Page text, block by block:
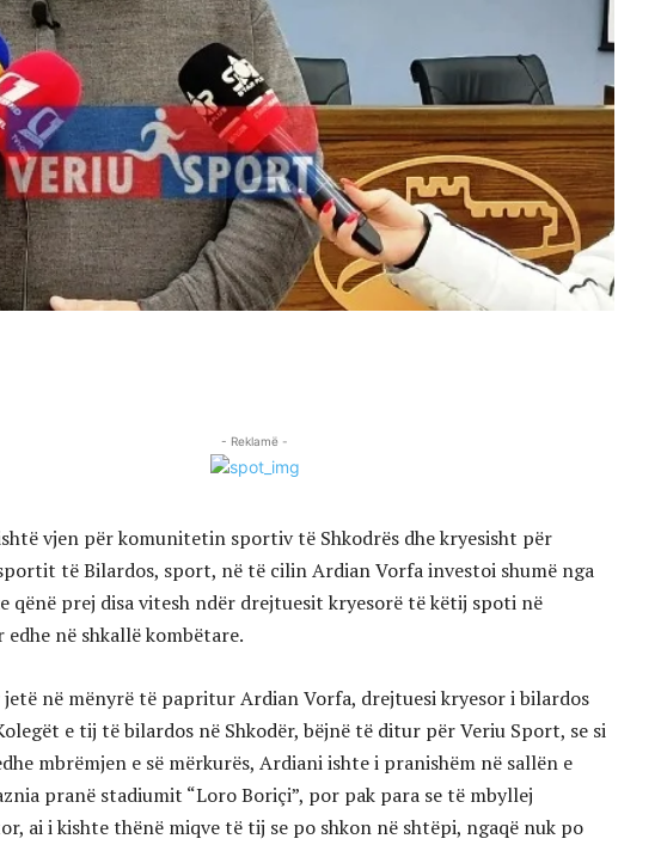
- Reklamë -
vjen për komunitetin sportiv të Shkodrës dhe kryesisht për
të Bilardos, sport, në të cilin Ardian Vorfa investoi shumë nga
qënë prej disa vitesh ndër drejtuesit kryesorë të këtij spoti në
edhe në shkallë kombëtare.
në mënyrë të papritur Ardian Vorfa, drejtuesi kryesor i bilardos
e tij të bilardos në Shkodër, bëjnë të ditur për Veriu Sport, se si
mbrëmjen e së mërkurës, Ardiani ishte i pranishëm në sallën e
pranë stadiumit “Loro Boriçi”, por pak para se të mbyllej
ai i kishte thënë miqve të tij se po shkon në shtëpi, ngaqë nuk po